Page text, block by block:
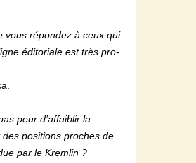
vous répondez à ceux qui
éditoriale est très pro-
peur d’affaiblir la
positions proches de
par le Kremlin ?